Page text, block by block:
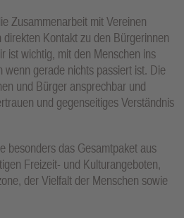
Zusammenarbeit mit Vereinen
Kontakt zu den Bürgerinnen
ist wichtig, mit den Menschen ins
wenn gerade nichts passiert ist. Die
und Bürger ansprechbar und
und gegenseitiges Verständnis
besonders das Gesamtpaket aus
Freizeit- und Kulturangeboten,
der Vielfalt der Menschen sowie